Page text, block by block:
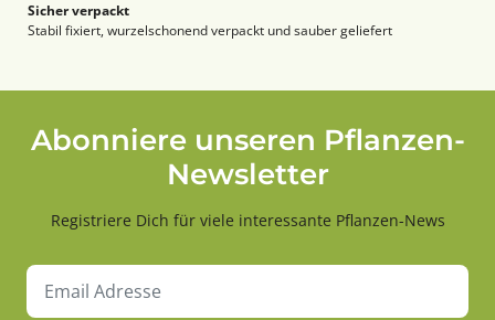
Sicher verpackt
Stabil fixiert, wurzelschonend verpackt und sauber geliefert
Abonniere unseren Pflanzen-
Newsletter
Registriere Dich für viele interessante Pflanzen-News